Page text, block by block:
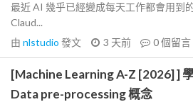
最近 AI 幾乎已經變成每天工作都會用到
Claud...
由 nlstudio 發文 3 天前 0個留言
[Machine Learning A-Z [2026] ]
Data pre-processing 概念